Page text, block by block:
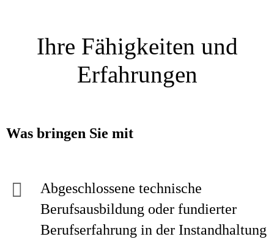
Ihre Fähigkeiten und
Erfahrungen
Was bringen Sie mit
Abgeschlossene technische
Berufsausbildung oder fundierter
Berufserfahrung in der Instandhaltung